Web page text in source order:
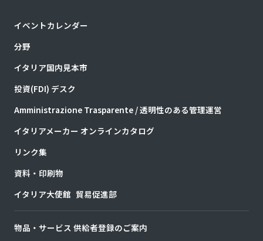
イベントカレンダー
分野
イタリア国内見本市
投資(FDI) デスク
Amministrazione Trasparente / 透明性のある管理運営
イタリアメーカー オンラインカタログ
リンク集
資料・印刷物
イタリア大使館 貿易促進部
物品・サービス 供給者登録のご案内